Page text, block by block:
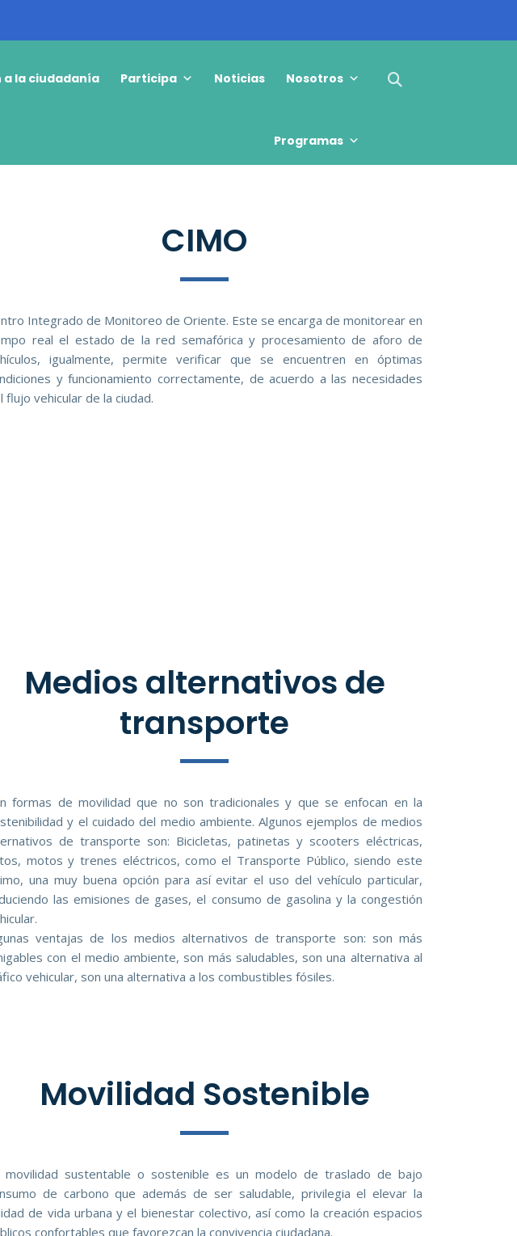
a la ciudadanía Participa Noticias Nosotros
Programas
Glosario SOMOS
CIMO
Integrado de Monitoreo de Oriente. Este se encarga de monitorear en
real el estado de la red semafórica y procesamiento de aforo de
igualmente, permite verificar que se encuentren en óptimas
y funcionamiento correctamente, de acuerdo a las necesidades
flujo vehicular de la ciudad.
Medios alternativos de
transporte
formas de movilidad que no son tradicionales y que se enfocan en la
y el cuidado del medio ambiente. Algunos ejemplos de medios
de transporte son: Bicicletas, patinetas y scooters eléctricas,
motos y trenes eléctricos, como el Transporte Público, siendo este
una muy buena opción para así evitar el uso del vehículo particular,
las emisiones de gases, el consumo de gasolina y la congestión
ventajas de los medios alternativos de transporte son: son más
con el medio ambiente, son más saludables, son una alternativa al
vehicular, son una alternativa a los combustibles fósiles.
Movilidad Sostenible
movilidad sustentable o sostenible es un modelo de traslado de bajo
de carbono que además de ser saludable, privilegia el elevar la
de vida urbana y el bienestar colectivo, así como la creación espacios
confortables que favorezcan la convivencia ciudadana.